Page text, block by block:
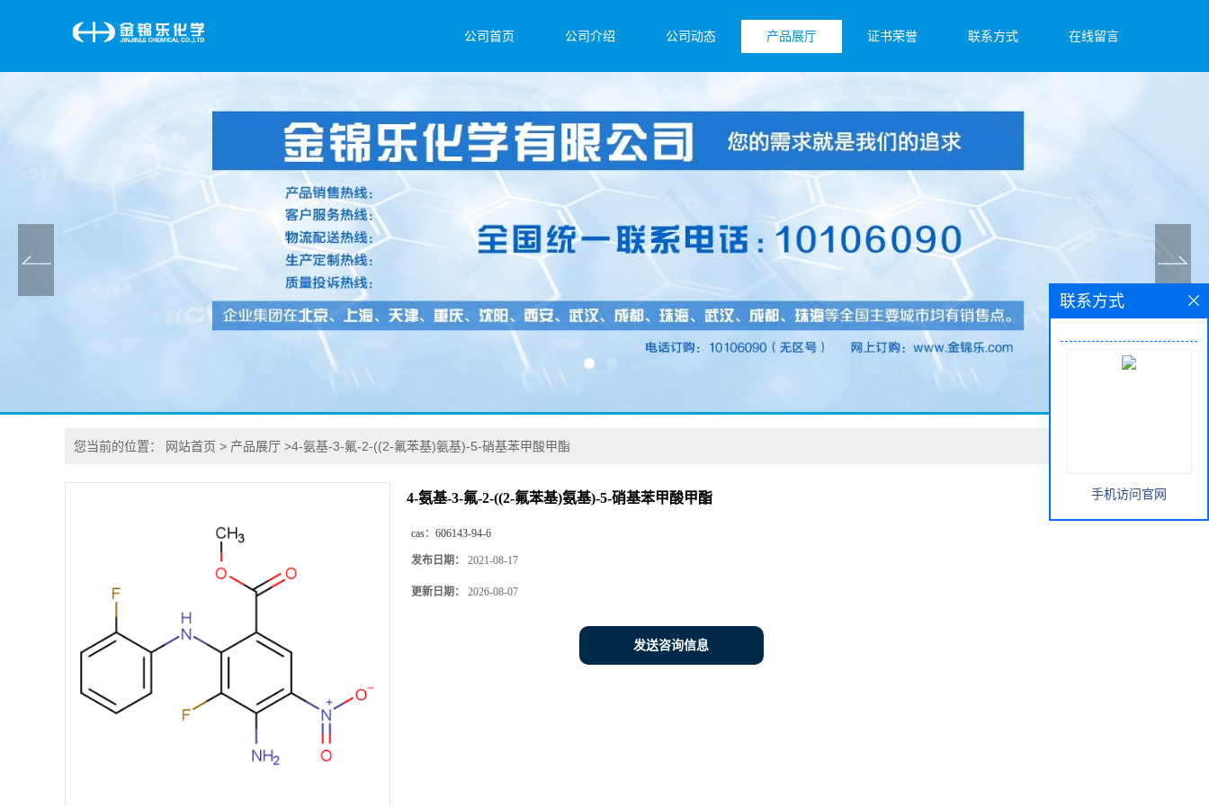
公司首页 公司介绍 公司动态 产品展厅 证书荣誉 联系方式 在线留言
您当前的位置： 网站首页 > 产品展厅 >4-氨基-3-氟-2-((2-氟苯基)氨基)-5-硝基苯甲酸甲酯
4-氨基-3-氟-2-((2-氟苯基)氨基)-5-硝基苯甲酸甲酯
cas： 606143-94-6
发布日期： 2021-08-17
更新日期： 2026-08-07
发送咨询信息
联系方式
手机访问官网